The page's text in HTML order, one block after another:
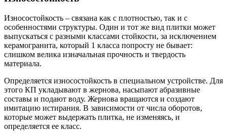
Износостойкость – связана как с плотностью, так и с
особенностями структуры. Один и тот же вид плитки может
выпускаться с разными классами стойкости, за исключением
керамогранита, который 1 класса попросту не бывает:
слишком велика изначальная прочность и твердость
материала.
Определяется износостойкость в специальном устройстве. Для
этого КП укладывают в жернова, насыпают абразивные
составы и подают воду. Жернова вращаются и создают
имитацию истирания. В зависимости от числа оборотов,
которые может выдержать плитка, не изменяясь, и
определяется ее класс.